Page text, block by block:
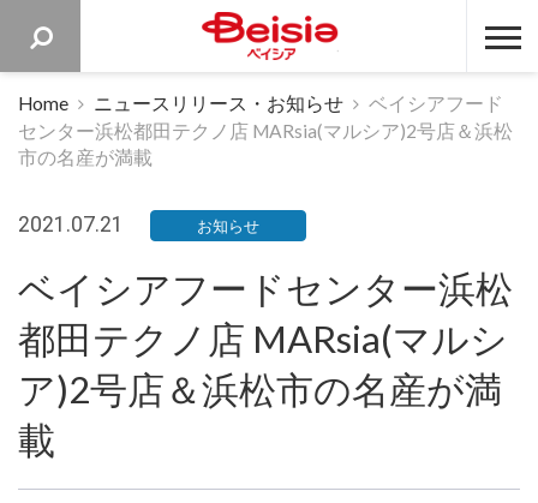
ベイシア
Home ニュースリリース・お知らせ
ベイシアフード
センター浜松都田テクノ店 MARsia(マルシア)2号店＆浜松
市の名産が満載
2021.07.21 お知らせ
ベイシアフードセンター浜松
都田テクノ店 MARsia(マルシ
ア)2号店＆浜松市の名産が満
載